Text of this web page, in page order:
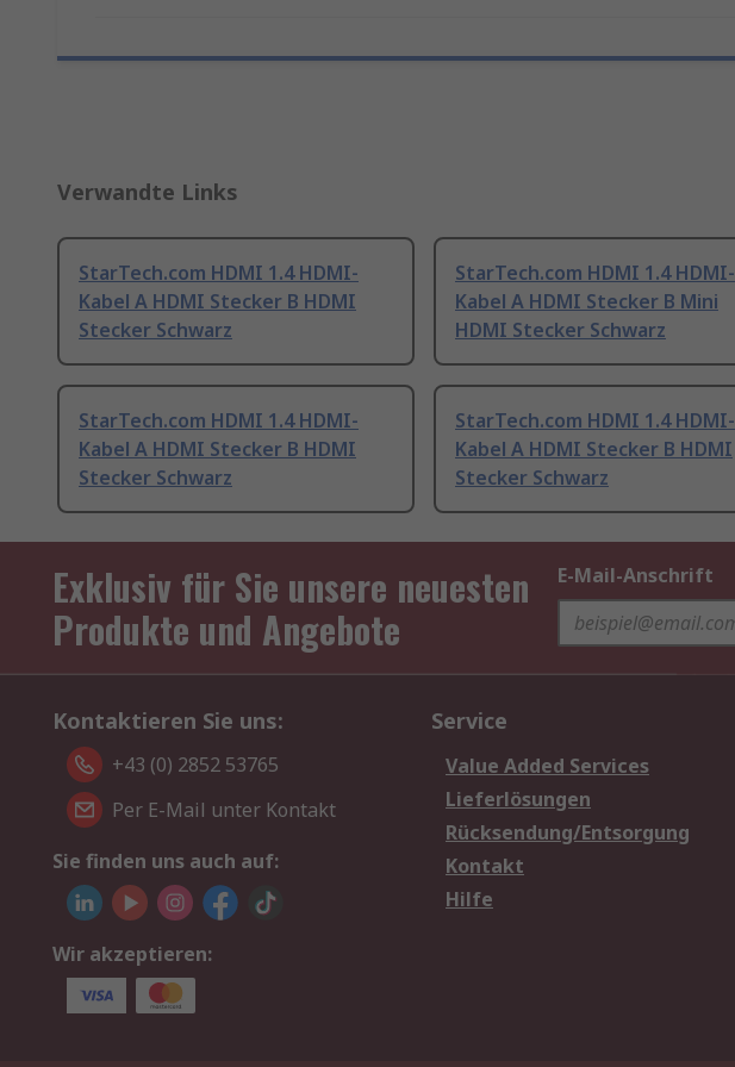
Verwandte Links
StarTech.com HDMI 1.4 HDMI-
Kabel A HDMI Stecker B HDMI
Stecker Schwarz
StarTech.com HDMI 1.4 HDMI-
Kabel A HDMI Stecker B Mini
HDMI Stecker Schwarz
StarTech.com HDMI 1.4 HDMI-
Kabel A HDMI Stecker B HDMI
Stecker Schwarz
StarTech.com HDMI 1.4 HDMI-
Kabel A HDMI Stecker B HDMI
Stecker Schwarz
Exklusiv für Sie unsere neuesten
Produkte und Angebote
E-Mail-Anschrift
Kontaktieren Sie uns:
+43 (0) 2852 53765
Per E-Mail unter Kontakt
Sie finden uns auch auf:
Wir akzeptieren:
Service
Value Added Services
Lieferlösungen
Rücksendung/Entsorgung
Kontakt
Hilfe